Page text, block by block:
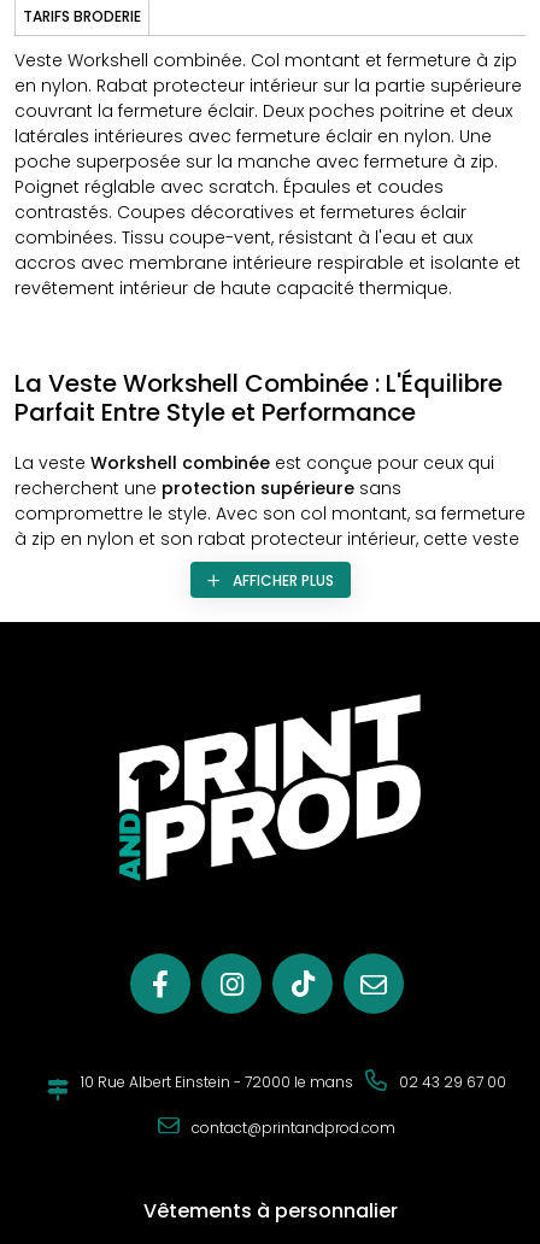
TARIFS BRODERIE
Veste Workshell combinée. Col montant et fermeture à zip
en nylon. Rabat protecteur intérieur sur la partie supérieure
couvrant la fermeture éclair. Deux poches poitrine et deux
latérales intérieures avec fermeture éclair en nylon. Une
poche superposée sur la manche avec fermeture à zip.
Poignet réglable avec scratch. Épaules et coudes
contrastés. Coupes décoratives et fermetures éclair
combinées. Tissu coupe-vent, résistant à l'eau et aux
accros avec membrane intérieure respirable et isolante et
revêtement intérieur de haute capacité thermique.
La Veste Workshell Combinée : L'Équilibre
Parfait Entre Style et Performance
La veste Workshell combinée est conçue pour ceux qui
recherchent une protection supérieure sans
compromettre le style. Avec son col montant, sa fermeture
à zip en nylon et son rabat protecteur intérieur, cette veste
garantit non seulement une protection contre les
éléments, mais aussi uneélégance intemporelle
Design et Fonctionnalité
La veste se démarque par ses épaules et coudes
contrastés, ajoutant une touche de distinction. Les coupes
décoratives et les fermetures éclair combinées mettent en
valeur la finesse de sa conception. De plus, avec un tissu
respirable et isolante garantit une régulation thermique
, tandis que le revêtement intérieur offre une
capacité thermique élevée.
Personnalisation à Travers le Marquage
L'une des caractéristiques uniques de la veste Workshell
combinée est la possibilité depersonnalisation
veste peut être personnalisée pour refléter l'identité d'une
AFFICHER PLUS
10 Rue Albert Einstein - 72000 le mans 02 43 29 67 00
contact@printandprod.com
Vêtements à personnalier